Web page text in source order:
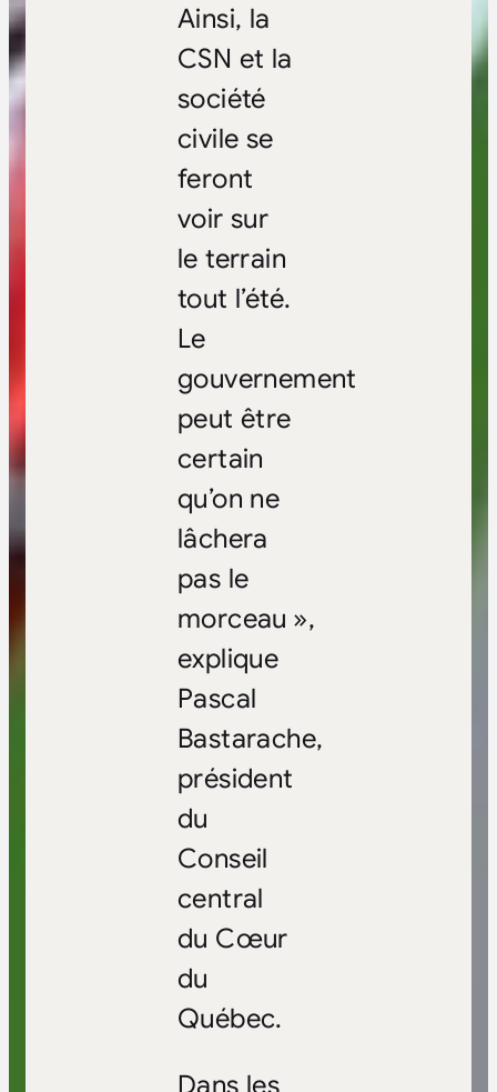
Ainsi, la
CSN et la
société
civile se
feront
voir sur
le terrain
tout l’été.
Le
gouvernement
peut être
certain
qu’on ne
lâchera
pas le
morceau »,
explique
Pascal
Bastarache,
président
du
Conseil
central
du Cœur
du
Québec.
Dans les